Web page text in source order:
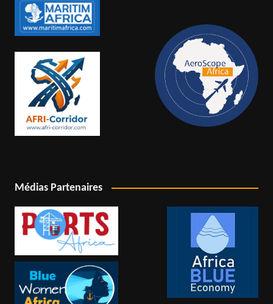
Médias Partenaires